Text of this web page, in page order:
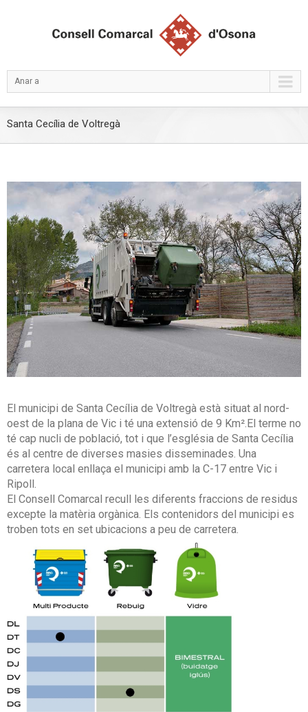
Anar a
Santa Cecília de Voltregà
El municipi de Santa Cecília de Voltregà està situat al nord-
oest de la plana de Vic i té una extensió de 9 Km².El terme no
té cap nucli de població, tot i que l’església de Santa Cecília
és al centre de diverses masies disseminades. Una
carretera local enllaça el municipi amb la C-17 entre Vic i
Ripoll.
El Consell Comarcal recull les diferents fraccions de residus
excepte la matèria orgànica. Els contenidors del municipi es
troben tots en set ubicacions a peu de carretera.